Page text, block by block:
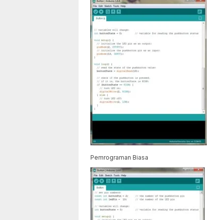
Pemrograman Biasa